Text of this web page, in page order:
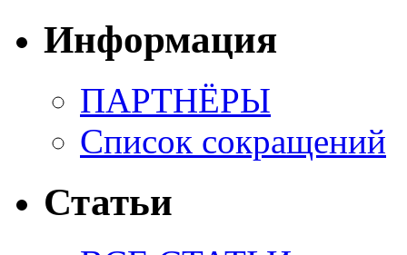
Информация
ПАРТНЁРЫ
Список сокращений
Статьи